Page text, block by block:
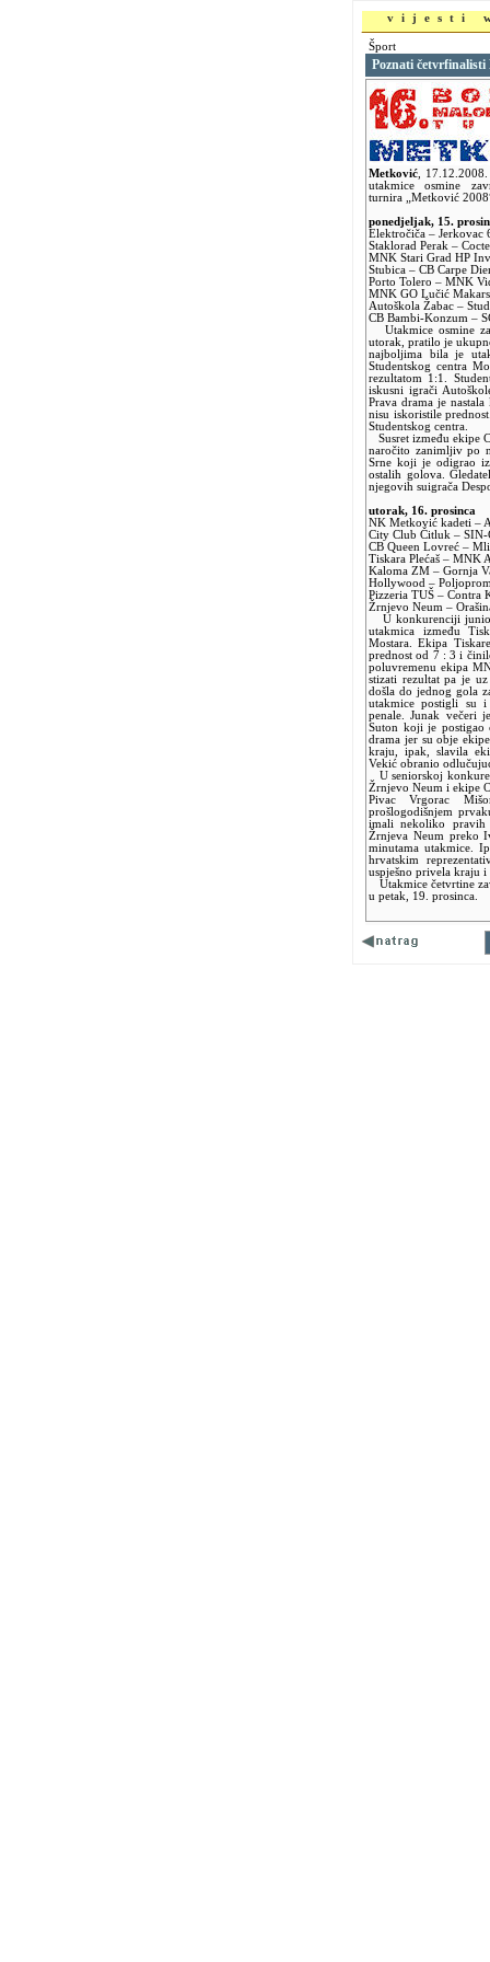
vijesti
Šport
Poznati
Metković
utakmice osmine
turnira „Metković
ponedjeljak, 15.
Elektročiča – Jerkovac
Staklorad Perak –
MNK Stari Grad HP
Stubica – CB Carpe
Porto Tolero – MNK
MNK GO Lučić
Autoškola Žabac –
CB Bambi-Konzum –
Utakmice osmine
utorak, pratilo je
najboljima bila je
Studentskog centra
rezultatom 1:1.
iskusni igrači
Prava drama je
nisu iskoristile
Studentskog centra.
Susret između ekipe
naročito zanimljiv po
Srne koji je odigrao
ostalih golova.
njegovih suigrača
utorak, 16. prosinca
NK Metković kadeti –
City Club Čitluk –
CB Queen Lovreć –
Tiskara Plećaš – MNK
Kaloma ZM – Gornja
Hollywood –
Pizzeria TUŠ – Contra
Žrnjevo Neum –
U konkurenciji
utakmica između
Mostara. Ekipa
prednost od 7 : 3 i
poluvremenu ekipa
stizati rezultat pa je
došla do jednog gola
utakmice postigli su
penale. Junak večeri
Suton koji je postigao
drama jer su obje
kraju, ipak, slavila
Vekić obranio
U seniorskoj
Žrnjevo Neum i ekipe
Pivac Vrgorac
prošlogodišnjem
imali nekoliko
Žrnjeva Neum preko
minutama utakmice.
hrvatskim
uspješno privela kraju i
Utakmice četvrtine
u petak, 19. prosinca.